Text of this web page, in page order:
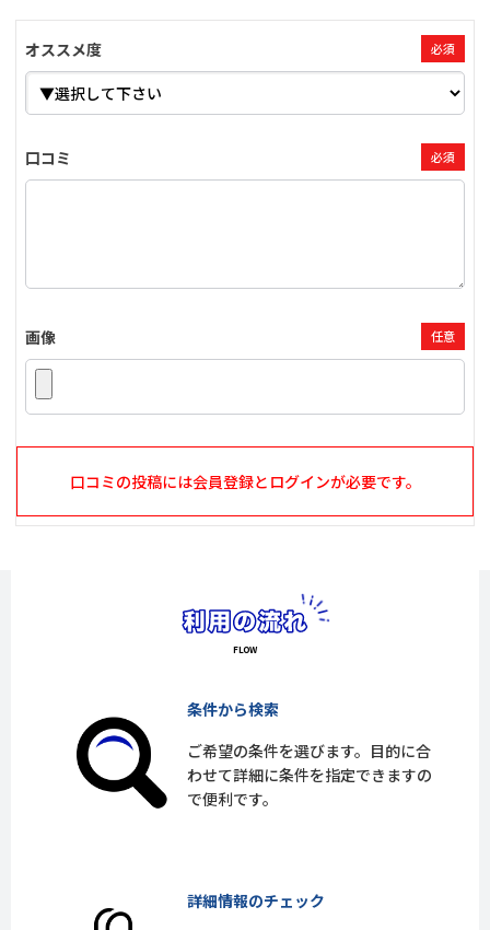
オススメ度 必須
口コミ 必須
画像 任意
口コミの投稿には会員登録とログインが必要です。
条件から検索
ご希望の条件を選びます。目的に合
わせて詳細に条件を指定できますの
で便利です。
詳細情報のチェック